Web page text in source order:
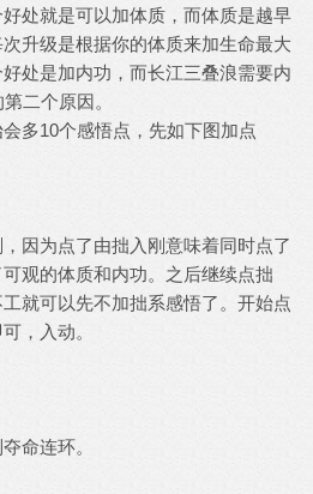
处就是可以加体质，而体质是越早
升级是根据你的体质来加生命最大
处是加内功，而长江三叠浪需要内
二个原因。
多10个感悟点，先如下图加点
因为点了由拙入刚意味着同时点了
观的体质和内功。之后继续点拙
就可以先不加拙系感悟了。开始点
，入动。
命连环。